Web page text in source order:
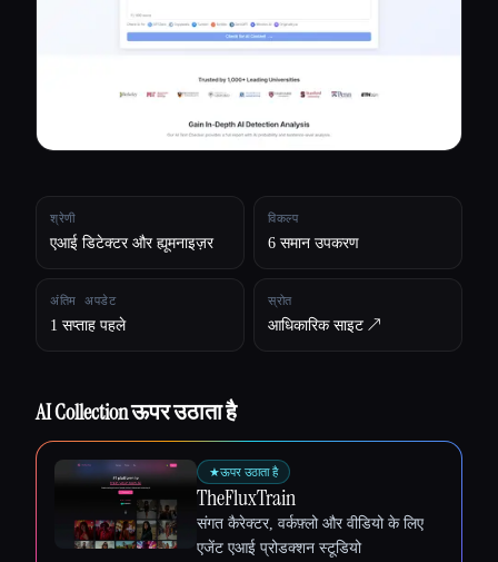
Esc
श्रेणी
एआई डिटेक्टर और ह्यूमनाइज़र
विकल्प
6 समान उपकरण
अंतिम अपडेट
1 सप्ताह पहले
स्रोत
आधिकारिक साइट ↗︎
AI Collection ऊपर उठाता है
★ऊपर उठाता है
TheFluxTrain
संगत कैरेक्टर, वर्कफ़्लो और वीडियो के लिए
एजेंट एआई प्रोडक्शन स्टूडियो